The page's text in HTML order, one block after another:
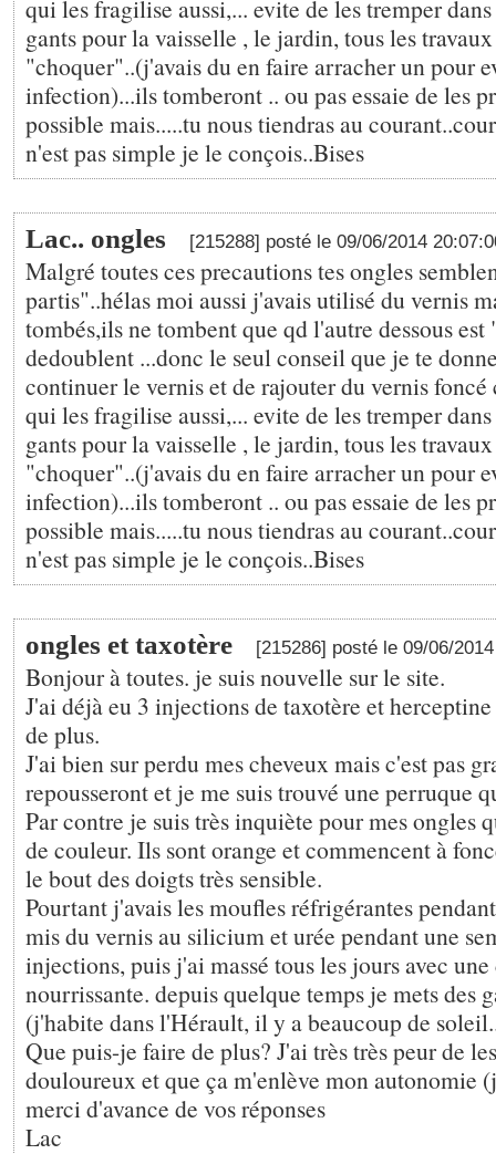
qui les fragilise aussi,... evite de les tremper
gants pour la vaisselle , le jardin, tous les
"choquer"..(j'avais du en faire arracher un pour
infection)...ils tomberont .. ou pas essaie de les
possible mais.....tu nous tiendras au
n'est pas simple je le conçois..Bises
Lac.. ongles [215288] posté le 09/06/2014
Malgré toutes ces precautions tes ongles
partis"..hélas moi aussi j'avais utilisé du vernis
tombés,ils ne tombent que qd l'autre dessous
dedoublent ...donc le seul conseil que je te
continuer le vernis et de rajouter du vernis
qui les fragilise aussi,... evite de les tremper
gants pour la vaisselle , le jardin, tous les
"choquer"..(j'avais du en faire arracher un pour
infection)...ils tomberont .. ou pas essaie de les
possible mais.....tu nous tiendras au
n'est pas simple je le conçois..Bises
ongles et taxotère [215286] posté le 09/06/
Bonjour à toutes. je suis nouvelle sur le site.
J'ai déjà eu 3 injections de taxotère et
de plus.
J'ai bien sur perdu mes cheveux mais c'est pas
repousseront et je me suis trouvé une perruque
Par contre je suis très inquiète pour mes ongles
de couleur. Ils sont orange et commencent à
le bout des doigts très sensible.
Pourtant j'avais les moufles réfrigérantes
mis du vernis au silicium et urée pendant une
injections, puis j'ai massé tous les jours avec
nourrissante. depuis quelque temps je mets des
(j'habite dans l'Hérault, il y a beaucoup de
Que puis-je faire de plus? J'ai très très peur de
douloureux et que ça m'enlève mon autonomie
merci d'avance de vos réponses
Lac